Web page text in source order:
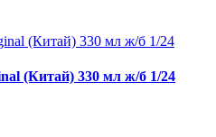
(Китай) 330 мл ж/б 1/24